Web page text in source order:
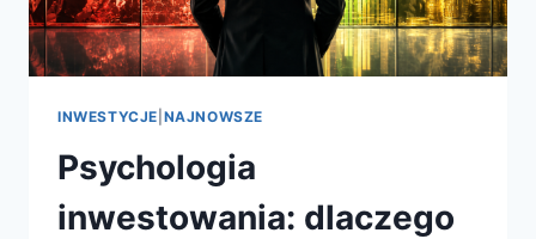
INWESTYCJE NAJNOWSZE
Psychologia
inwestowania: dlaczego